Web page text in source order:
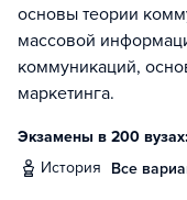
основы теории
массовой
коммуникаций,
маркетинга.
Экзамены в 200 вузах:
история
Все